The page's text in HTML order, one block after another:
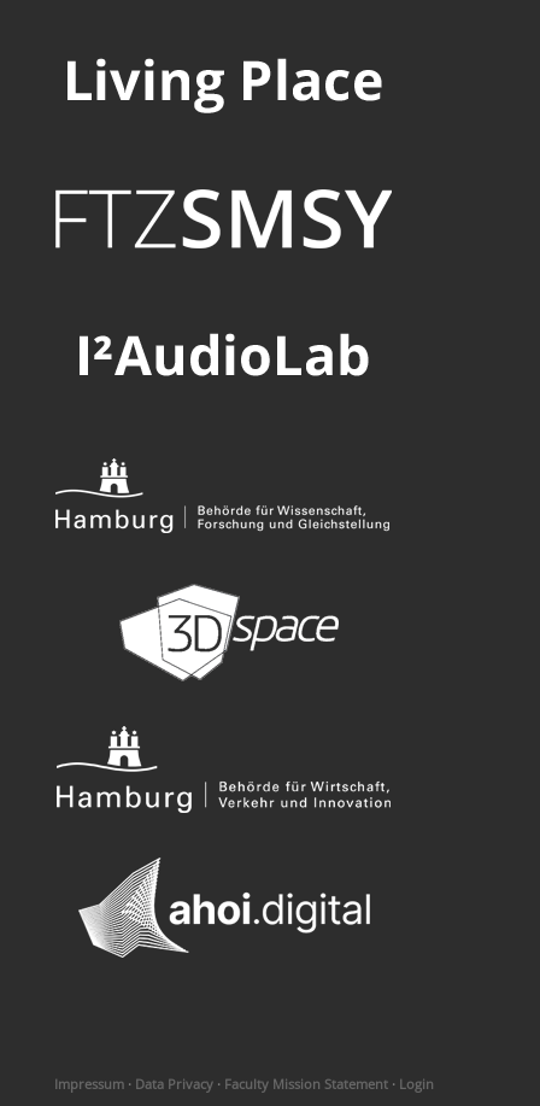
Impressum· Data Privacy· Faculty Mission Statement· Login